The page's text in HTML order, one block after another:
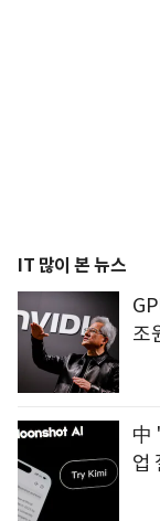
IT 많이 본 뉴스
조
中
업